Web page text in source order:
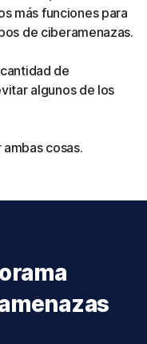
más funciones para
de ciberamenazas.
de
algunos de los
cosas.